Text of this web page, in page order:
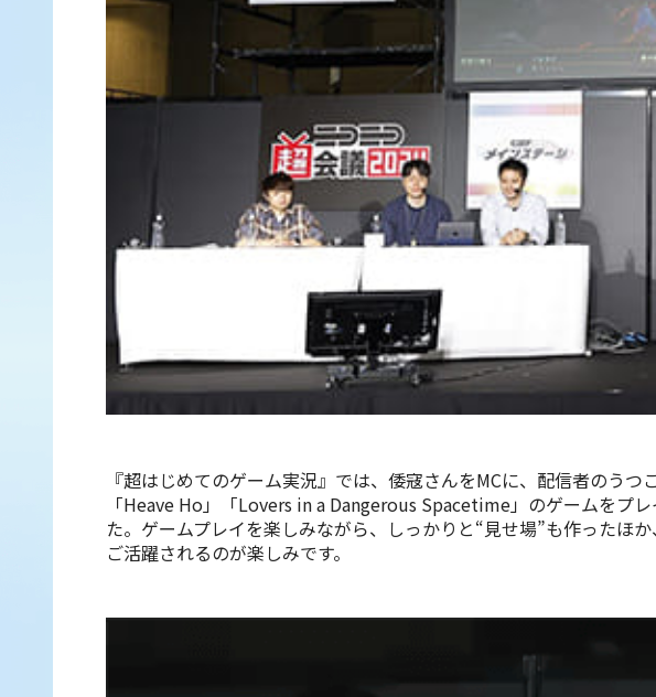
『超はじめてのゲーム実況』では、倭寇さんをMCに、配信者のう
「Heave Ho」「Lovers in a Dangerous Spacetime」のゲームをプ
た。ゲームプレイを楽しみながら、しっかりと“見せ場”も作ったほ
ご活躍されるのが楽しみです。